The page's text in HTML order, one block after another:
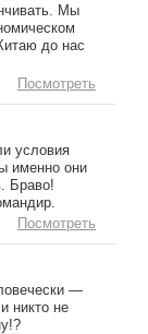
Мы
до нас
Посмотреть
условия
именно они
Браво!
Посмотреть
—
никто не